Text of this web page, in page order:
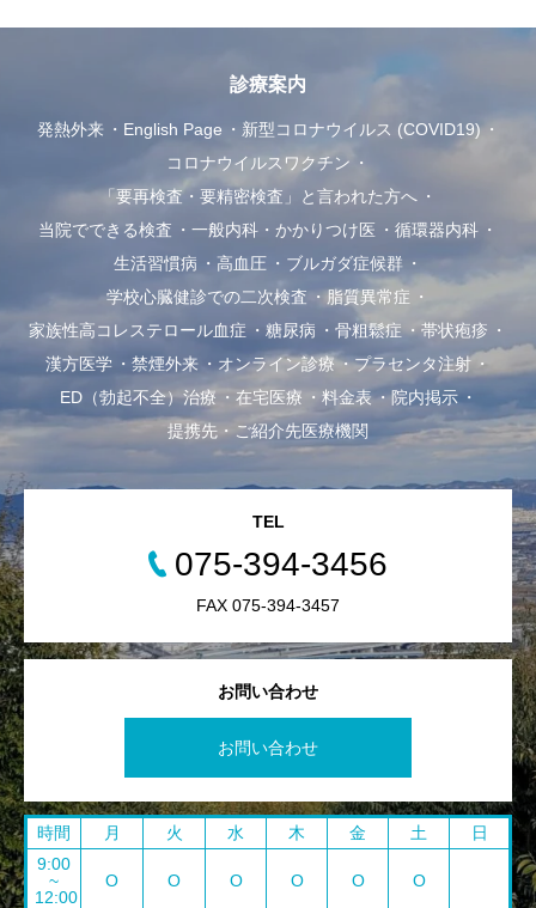
診療案内
発熱外来 English Page
新型コロナウイルス (COVID19)
コロナウイルスワクチン
「要再検査・要精密検査」と言われた方へ
当院でできる検査
一般内科・かかりつけ医
循環器内科
生活習慣病
高血圧
ブルガダ症候群
学校心臓健診での二次検査
脂質異常症
家族性高コレステロール血症
糖尿病 骨粗鬆症
帯状疱疹
漢方医学
禁煙外来 オンライン診療
プラセンタ注射
ED（勃起不全）治療
在宅医療 料金表
院内掲示
提携先・ご紹介先医療機関
お問い合わせ
お問い合わせ
TEL
075-394-3456
FAX 075-394-3457
時間 月 火 水 木 金 土
日
9:00
~
12:00
O O O O O O